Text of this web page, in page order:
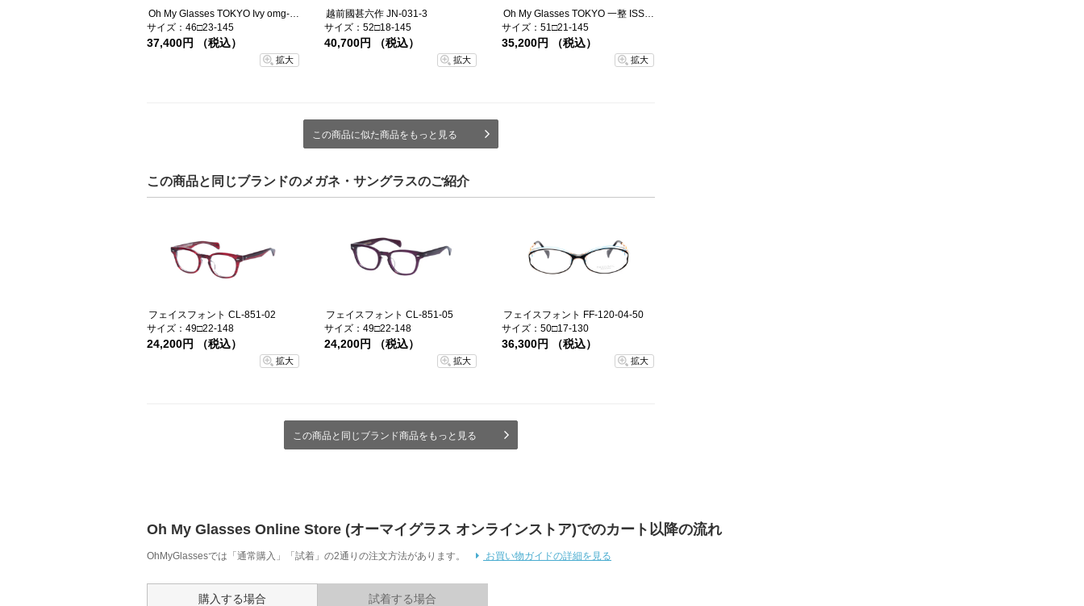
Oh My Glasses TOKYO Ivy omg-080-YPｰ46
サイズ：46□23-145
37,400円 （税込）
拡大
越前國甚六作 JN-031-3
サイズ：52□18-145
40,700円 （税込）
拡大
Oh My Glasses TOKYO 一整 ISSEY-01-DM-51
サイズ：51□21-145
35,200円 （税込）
拡大
この商品に似た商品をもっと見る
この商品と同じブランドのメガネ・サングラスのご紹介
フェイスフォント CL-851-02
サイズ：49□22-148
24,200円 （税込）
拡大
フェイスフォント CL-851-05
サイズ：49□22-148
24,200円 （税込）
拡大
フェイスフォント FF-120-04-50
サイズ：50□17-130
36,300円 （税込）
拡大
この商品と同じブランド商品をもっと見る
Oh My Glasses Online Store (オーマイグラス オンラインストア)でのカート以降の流れ
OhMyGlassesでは「通常購入」「試着」の2通りの注文方法があります。 お買い物ガイドの詳細を見る
購入する場合 試着する場合